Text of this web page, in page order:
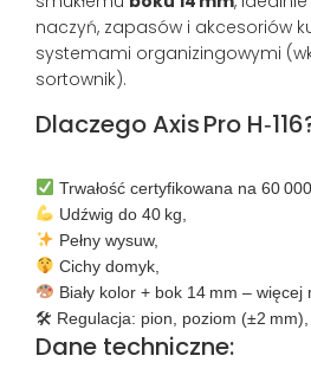
naczyń, zapasów i akcesoriów
systemami organizingowymi
sortownik).
Dlaczego Axis Pro
Trwałość certyfikowana na 60
Udźwig do 40 kg,
Pełny wysuw,
Cichy domyk,
Biały kolor + bok 14 mm – więcej
🛠 Regulacja: pion, poziom (±2
Dane techniczne: